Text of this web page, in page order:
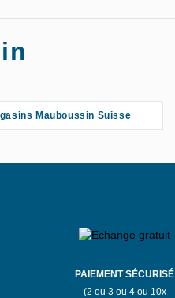
Mauboussin Suisse
PAIEMENT SÉCURISÉ
(2 ou 3 ou 4 ou 10x